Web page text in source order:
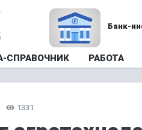
Банк-
СПРАВОЧНИК РАБОТА
1331